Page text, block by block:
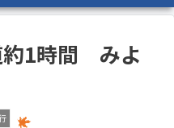
約1時間 みよ